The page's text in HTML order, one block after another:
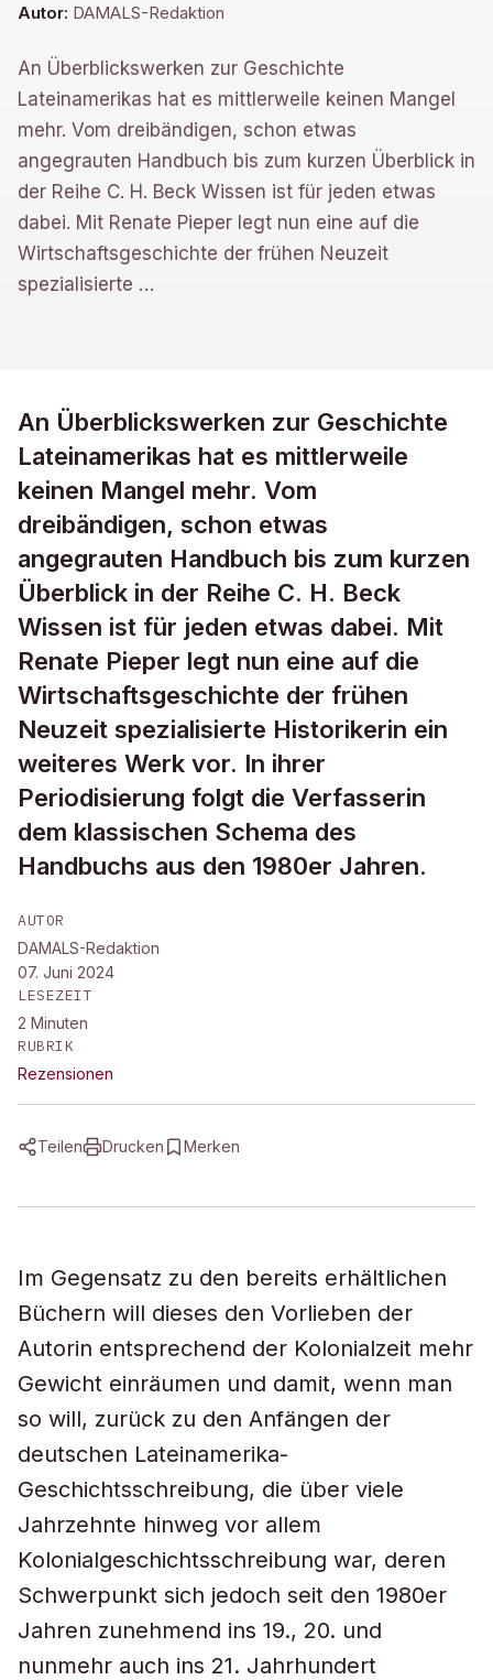
Autor: DAMALS-Redaktion
An Überblickswerken zur Geschichte
Lateinamerikas hat es mittlerweile keinen Mangel
mehr. Vom dreibändigen, schon etwas
angegrauten Handbuch bis zum kurzen Überblick in
der Reihe C. H. Beck Wissen ist für jeden etwas
dabei. Mit Renate Pieper legt nun eine auf die
Wirtschaftsgeschichte der frühen Neuzeit
spezialisierte …
An Überblickswerken zur Geschichte
Lateinamerikas hat es mittlerweile
keinen Mangel mehr. Vom
dreibändigen, schon etwas
angegrauten Handbuch bis zum kurzen
Überblick in der Reihe C. H. Beck
Wissen ist für jeden etwas dabei. Mit
Renate Pieper legt nun eine auf die
Wirtschaftsgeschichte der frühen
Neuzeit spezialisierte Historikerin ein
weiteres Werk vor. In ihrer
Periodisierung folgt die Verfasserin
dem klassischen Schema des
Handbuchs aus den 1980er Jahren.
AUTOR
DAMALS-Redaktion
07. Juni 2024
LESEZEIT
2 Minuten
RUBRIK
Rezensionen
Teilen Drucken Merken
Im Gegensatz zu den bereits erhältlichen
Büchern will dieses den Vorlieben der
Autorin entsprechend der Kolonialzeit mehr
Gewicht einräumen und damit, wenn man
so will, zurück zu den Anfängen der
deutschen Lateinamerika-
Geschichtsschreibung, die über viele
Jahrzehnte hinweg vor allem
Kolonialgeschichtsschreibung war, deren
Schwerpunkt sich jedoch seit den 1980er
Jahren zunehmend ins 19., 20. und
nunmehr auch ins 21. Jahrhundert